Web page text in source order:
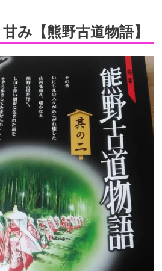
み【熊野古道物語】